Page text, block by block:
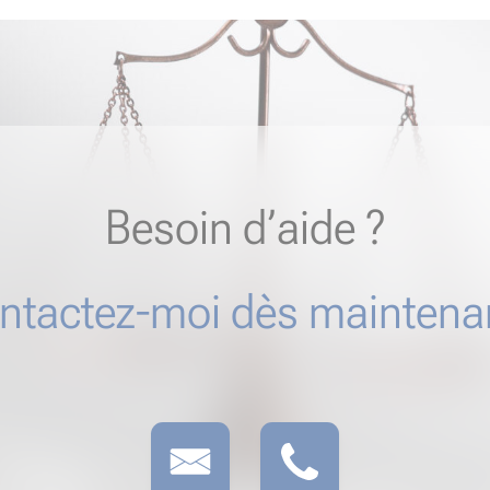
Besoin d’aide ?
moi dès